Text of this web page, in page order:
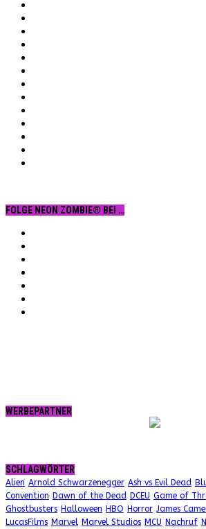
FOLGE NEON ZOMBIE® BEI …
WERBEPARTNER
SCHLAGWÖRTER
Alien Arnold Schwarzenegger Ash vs Evil Dead
Convention Dawn of the Dead DCEU Game of
Ghostbusters Halloween HBO Horror James
LucasFilms Marvel Marvel Studios MCU Nachruf